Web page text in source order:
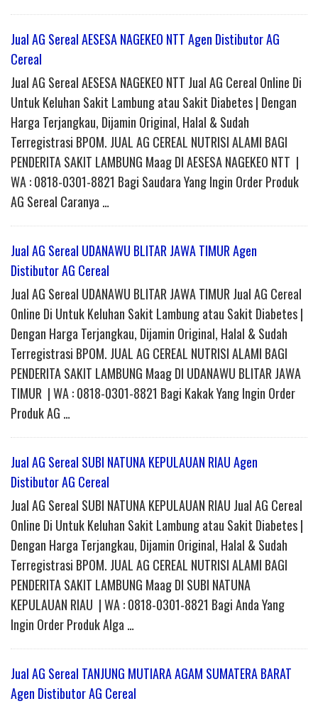
Jual AG Sereal AESESA NAGEKEO NTT Agen Distibutor AG
Cereal
Jual AG Sereal AESESA NAGEKEO NTT Jual AG Cereal Online Di
Untuk Keluhan Sakit Lambung atau Sakit Diabetes | Dengan
Harga Terjangkau, Dijamin Original, Halal & Sudah
Terregistrasi BPOM. JUAL AG CEREAL NUTRISI ALAMI BAGI
PENDERITA SAKIT LAMBUNG Maag DI AESESA NAGEKEO NTT |
WA : 0818-0301-8821 Bagi Saudara Yang Ingin Order Produk
AG Sereal Caranya …
Jual AG Sereal UDANAWU BLITAR JAWA TIMUR Agen
Distibutor AG Cereal
Jual AG Sereal UDANAWU BLITAR JAWA TIMUR Jual AG Cereal
Online Di Untuk Keluhan Sakit Lambung atau Sakit Diabetes |
Dengan Harga Terjangkau, Dijamin Original, Halal & Sudah
Terregistrasi BPOM. JUAL AG CEREAL NUTRISI ALAMI BAGI
PENDERITA SAKIT LAMBUNG Maag DI UDANAWU BLITAR JAWA
TIMUR | WA : 0818-0301-8821 Bagi Kakak Yang Ingin Order
Produk AG …
Jual AG Sereal SUBI NATUNA KEPULAUAN RIAU Agen
Distibutor AG Cereal
Jual AG Sereal SUBI NATUNA KEPULAUAN RIAU Jual AG Cereal
Online Di Untuk Keluhan Sakit Lambung atau Sakit Diabetes |
Dengan Harga Terjangkau, Dijamin Original, Halal & Sudah
Terregistrasi BPOM. JUAL AG CEREAL NUTRISI ALAMI BAGI
PENDERITA SAKIT LAMBUNG Maag DI SUBI NATUNA
KEPULAUAN RIAU | WA : 0818-0301-8821 Bagi Anda Yang
Ingin Order Produk Alga …
Jual AG Sereal TANJUNG MUTIARA AGAM SUMATERA BARAT
Agen Distibutor AG Cereal